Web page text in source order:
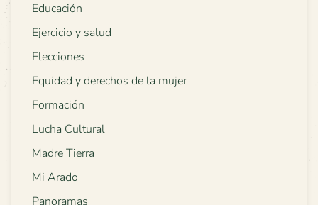
Educación
Ejercicio y salud
Elecciones
Equidad y derechos de la mujer
Formación
Lucha Cultural
Madre Tierra
Mi Arado
Panoramas